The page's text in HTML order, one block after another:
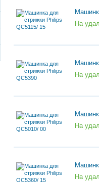
На
На
На
На